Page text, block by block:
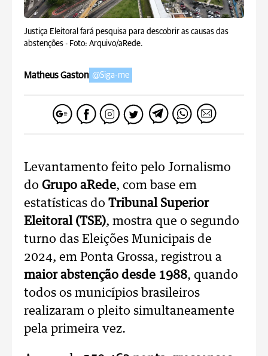
Justiça Eleitoral fará pesquisa para descobrir as causas das
abstenções - Foto: Arquivo/aRede.
Matheus Gaston @Siga-me
Levantamento feito pelo Jornalismo
do Grupo aRede, com base em
estatísticas do Tribunal Superior
Eleitoral (TSE), mostra que o segundo
turno das Eleições Municipais de
2024, em Ponta Grossa, registrou a
maior abstenção desde 1988, quando
todos os municípios brasileiros
realizaram o pleito simultaneamente
pela primeira vez.